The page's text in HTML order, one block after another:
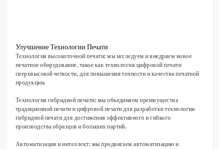
Улучшение Технологии Печати
Технология высокоточной печати: мы исследуем и внедряем новое
печатное оборудование, такое как технология цифровой печати
сверхвысокой четкости, для повышения точности и качества печатной
продукции.
Технология гибридной печати: мы объединяем преимущества
традиционной печати и цифровой печати для разработки технологии
гибридной печати для достижения эффективного и гибкого
производства образцов и больших партий.
Автоматизация и интеллект: мы продвигаем автоматизацию и